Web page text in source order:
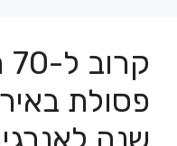
פסולת